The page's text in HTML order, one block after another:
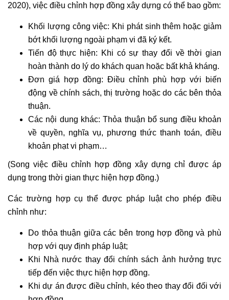
2020), việc điều chỉnh hợp đồng xây dựng có thể bao gồm:
Khối lượng công việc: Khi phát sinh thêm hoặc giảm
bớt khối lượng ngoài phạm vi đã ký kết.
Tiến độ thực hiện: Khi có sự thay đổi về thời gian
hoàn thành do lý do khách quan hoặc bất khả kháng.
Đơn giá hợp đồng: Điều chỉnh phù hợp với biến
động về chính sách, thị trường hoặc do các bên thỏa
thuận.
Các nội dung khác: Thỏa thuận bổ sung điều khoản
về quyền, nghĩa vụ, phương thức thanh toán, điều
khoản phạt vi phạm…
(Song việc điều chỉnh hợp đồng xây dựng chỉ được áp
dụng trong thời gian thực hiện hợp đồng.)
Các trường hợp cụ thể được pháp luật cho phép điều
chỉnh như:
Do thỏa thuận giữa các bên trong hợp đồng và phù
hợp với quy định pháp luật;
Khi Nhà nước thay đổi chính sách ảnh hưởng trực
tiếp đến việc thực hiện hợp đồng.
Khi dự án được điều chỉnh, kéo theo thay đổi đối với